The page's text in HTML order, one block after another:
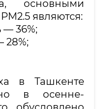
основными
являются:
— 36%;
в Ташкенте
в осенне-